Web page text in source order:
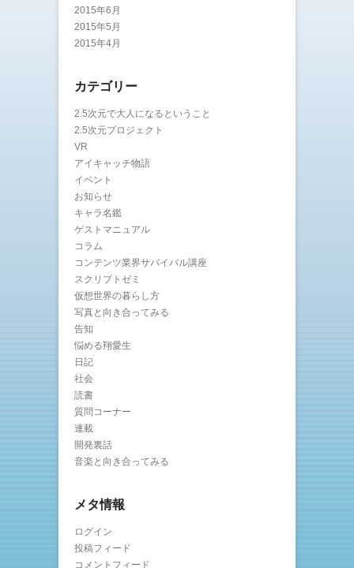
2015年6月
2015年5月
2015年4月
カテゴリー
2.5次元で大人になるということ
2.5次元プロジェクト
VR
アイキャッチ物語
イベント
お知らせ
キャラ名鑑
ゲストマニュアル
コラム
コンテンツ業界サバイバル講座
スクリプトゼミ
仮想世界の暮らし方
写真と向き合ってみる
告知
悩める翔愛生
日記
社会
読書
質問コーナー
連載
開発裏話
音楽と向き合ってみる
メタ情報
ログイン
投稿フィード
コメントフィード